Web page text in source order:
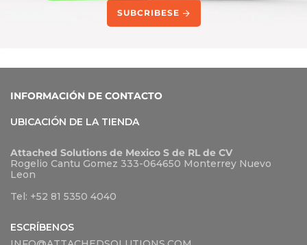
SUBCRIBESE
INFORMACIÓN DE CONTACTO
UBICACIÓN DE LA TIENDA
Attached Solutions de Mexico S de RL de CV
Rogelio Cantu Gomez 333-064650 Monterrey Nuevo
Leon
Tel: +52 81 5350 4040
ESCRÍBENOS